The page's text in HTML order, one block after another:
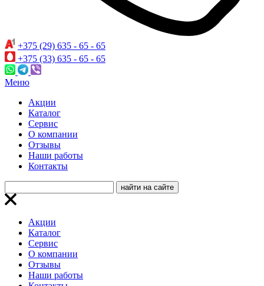
+375 (29) 635 - 65 - 65
+375 (33) 635 - 65 - 65
Меню
Акции
Каталог
Сервис
О компании
Отзывы
Наши работы
Контакты
Акции
Каталог
Сервис
О компании
Отзывы
Наши работы